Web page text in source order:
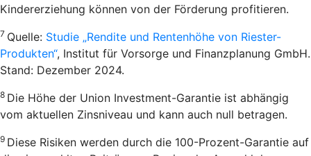
Kindererziehung können von der Förderung profitieren.
7 Quelle: Studie „Rendite und Rentenhöhe von Riester-
Produkten“, Institut für Vorsorge und Finanzplanung GmbH.
Stand: Dezember 2024.
8 Die Höhe der Union Investment-Garantie ist abhängig
vom aktuellen Zinsniveau und kann auch null betragen.
9 Diese Risiken werden durch die 100-Prozent-Garantie auf